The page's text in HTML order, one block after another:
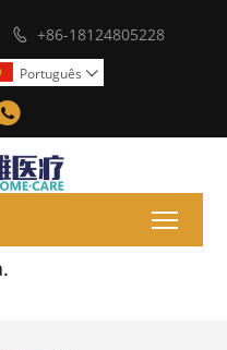
 +86-18124805228
Português 